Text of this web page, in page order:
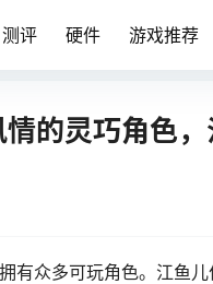
测评 硬件 游戏推荐
的灵巧角色，
有众多可玩角色。江鱼